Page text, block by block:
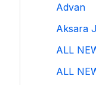
Advan
Aksara
ALL
ALL